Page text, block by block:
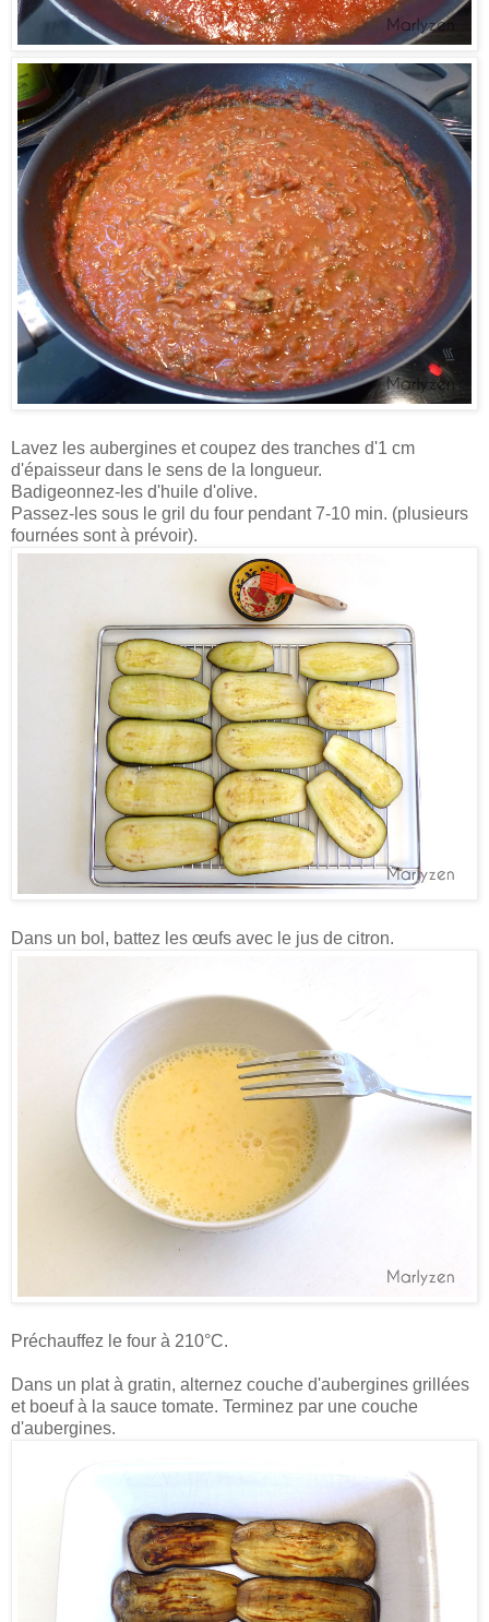
Lavez les aubergines et coupez des tranches d'1 cm
d'épaisseur dans le sens de la longueur.
Badigeonnez-les d'huile d'olive.
Passez-les sous le gril du four pendant 7-10 min. (plusieurs
fournées sont à prévoir).
Dans un bol, battez les œufs avec le jus de citron.
Préchauffez le four à 210°C.
Dans un plat à gratin, alternez couche d'aubergines grillées
et boeuf à la sauce tomate. Terminez par une couche
d'aubergines.